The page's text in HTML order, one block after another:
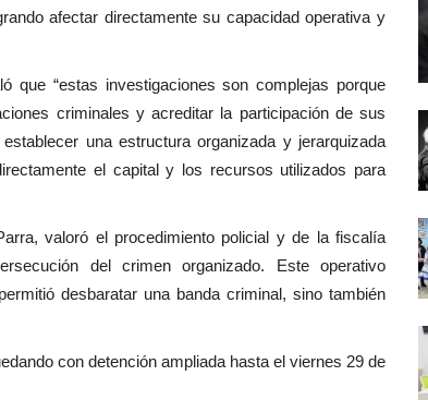
afectar directamente su capacidad operativa y
que “estas investigaciones son complejas porque
criminales y acreditar la participación de sus
una estructura organizada y jerarquizada
el capital y los recursos utilizados para
valoró el procedimiento policial y de la fiscalía
del crimen organizado. Este operativo
desbaratar una banda criminal, sino también
con detención ampliada hasta el viernes 29 de